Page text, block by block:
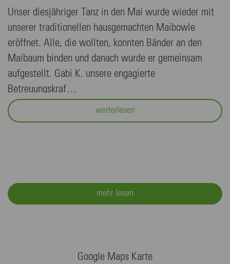
Unser diesjähriger Tanz in den Mai wurde wieder mit
unserer traditionellen hausgemachten Maibowle
eröffnet. Alle, die wollten, konnten Bänder an den
Maibaum binden und danach wurde er gemeinsam
aufgestellt. Gabi K. unsere engagierte
Betreuungskraf…
weiterlesen
mehr lesen
Google Maps Karte